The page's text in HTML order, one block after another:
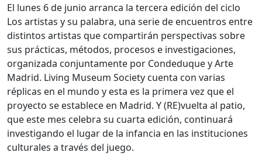
El lunes 6 de junio arranca la tercera edición del ciclo
Los artistas y su palabra, una serie de encuentros entre
distintos artistas que compartirán perspectivas sobre
sus prácticas, métodos, procesos e investigaciones,
organizada conjuntamente por Condeduque y Arte
Madrid. Living Museum Society cuenta con varias
réplicas en el mundo y esta es la primera vez que el
proyecto se establece en Madrid. Y (RE)vuelta al patio,
que este mes celebra su cuarta edición, continuará
investigando el lugar de la infancia en las instituciones
culturales a través del juego.